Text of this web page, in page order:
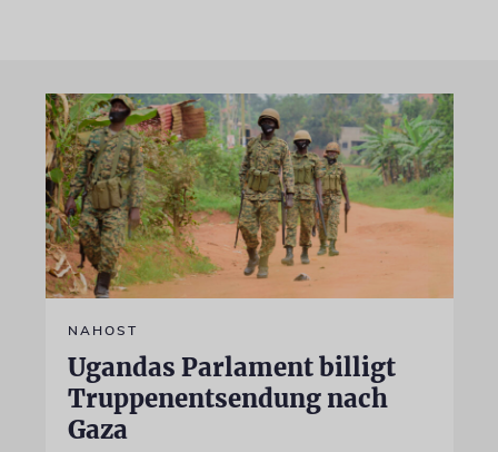
NAHOST
Ugandas Parlament billigt
Truppenentsendung nach
Gaza